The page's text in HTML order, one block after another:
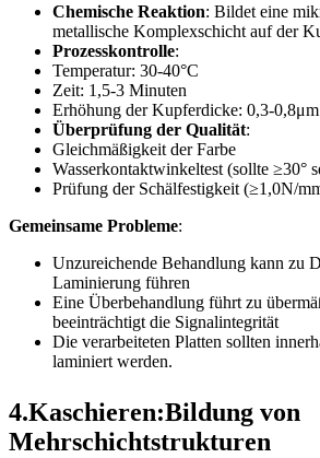
Chemische Reaktion: Bildet eine
metallische Komplexschicht auf der
Prozesskontrolle:
Temperatur: 30-40°C
Zeit: 1,5-3 Minuten
Erhöhung der Kupferdicke: 0,3-0,8μm
Überprüfung der Qualität:
Gleichmäßigkeit der Farbe
Wasserkontaktwinkeltest (sollte ≥30°
Prüfung der Schälfestigkeit (≥1,0N/
Gemeinsame Probleme:
Unzureichende Behandlung kann zu
Laminierung führen
Eine Überbehandlung führt zu
beeinträchtigt die Signalintegrität
Die verarbeiteten Platten sollten
laminiert werden.
4.Kaschieren:Bildung von
Mehrschichtstrukturen